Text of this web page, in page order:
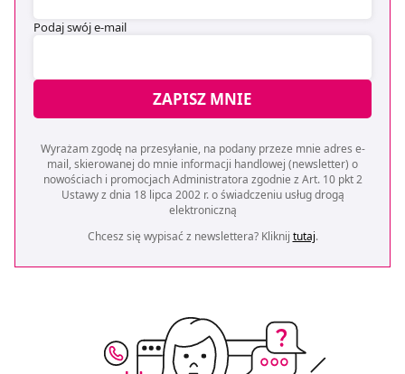
Podaj swój e-mail
ZAPISZ MNIE
Wyrażam zgodę na przesyłanie, na podany przeze mnie adres e-
mail, skierowanej do mnie informacji handlowej (newsletter) o
nowościach i promocjach Administratora zgodnie z Art. 10 pkt 2
Ustawy z dnia 18 lipca 2002 r. o świadczeniu usług drogą
elektroniczną
Chcesz się wypisać z newslettera? Kliknij tutaj.